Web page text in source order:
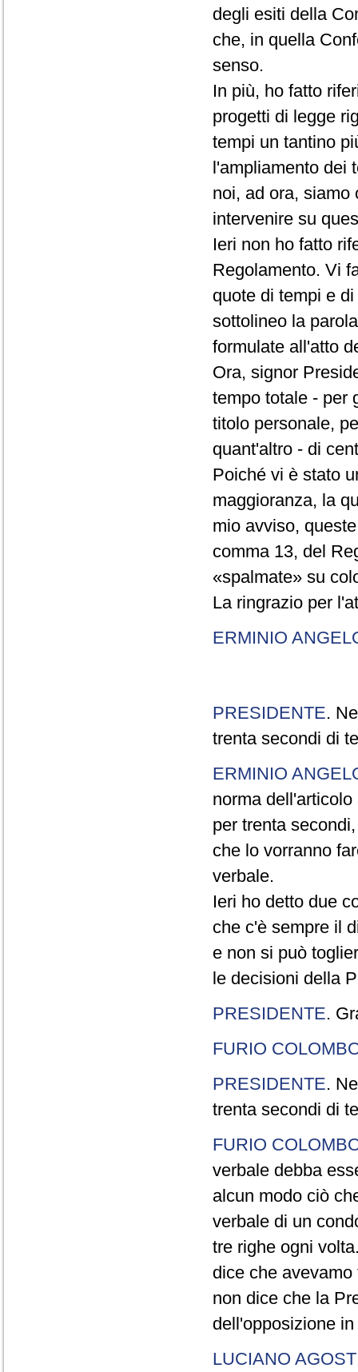
degli esiti della
che, in quella
senso.
In più, ho fatto
progetti di legge
tempi un tantino
l'ampliamento dei
noi, ad ora, siamo
intervenire su
Ieri non ho fatto
Regolamento. Vi
quote di tempi e
sottolineo la
formulate all'atto
Ora, signor
tempo totale - per
titolo personale,
quant'altro - di
Poiché vi è stato
maggioranza, la
mio avviso,
comma 13, del
«spalmate» su
La ringrazio per
ERMINIO
PRESIDENTE.
trenta secondi di
ERMINIO
norma
per trenta
che lo vorranno
verbale.
Ieri ho detto due
che c'è sempre il
e non si può
le decisioni della
PRESIDENTE.
FURIO
PRESIDENTE.
trenta secondi di
FURIO
verbale debba
alcun modo ciò
verbale di un
tre righe ogni
dice che
non dice che la
dell'opposizione
LUCIANO